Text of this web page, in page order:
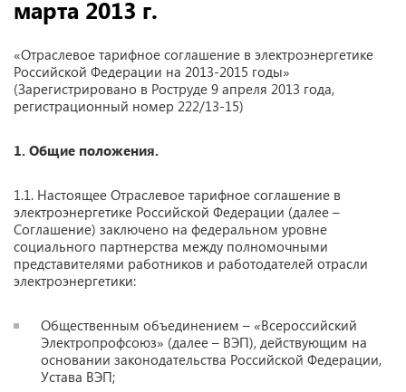
марта 2013 г.
«Отраслевое тарифное соглашение в электроэнергетике
Российской Федерации на 2013-2015 годы»
(Зарегистрировано в Роструде 9 апреля 2013 года,
регистрационный номер 222/13-15)
1. Общие положения.
1.1. Настоящее Отраслевое тарифное соглашение в
электроэнергетике Российской Федерации (далее –
Соглашение) заключено на федеральном уровне
социального партнерства между полномочными
представителями работников и работодателей отрасли
электроэнергетики:
Общественным объединением – «Всероссийский
Электропрофсоюз» (далее – ВЭП), действующим на
основании законодательства Российской Федерации,
Устава ВЭП;